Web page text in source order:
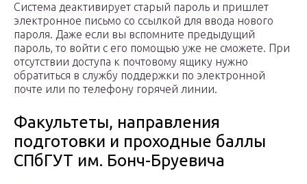
Система деактивирует старый пароль и пришлет
электронное письмо со ссылкой для ввода нового
пароля. Даже если вы вспомните предыдущий
пароль, то войти с его помощью уже не сможете. При
отсутствии доступа к почтовому ящику нужно
обратиться в службу поддержки по электронной
почте или по телефону горячей линии.
Факультеты, направления
подготовки и проходные баллы
СПбГУТ им. Бонч-Бруевича